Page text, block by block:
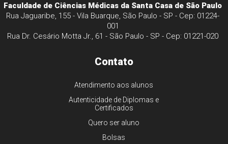
Faculdade de Ciências Médicas da Santa Casa de São Paulo
Rua Jaguaribe, 155 - Vila Buarque, São Paulo - SP - Cep: 01224-
001
Rua Dr. Cesário Motta Jr., 61 - São Paulo - SP - Cep: 01221-020
Contato
Atendimento aos alunos
Autenticidade de Diplomas e
Certificados
Quero ser aluno
Bolsas